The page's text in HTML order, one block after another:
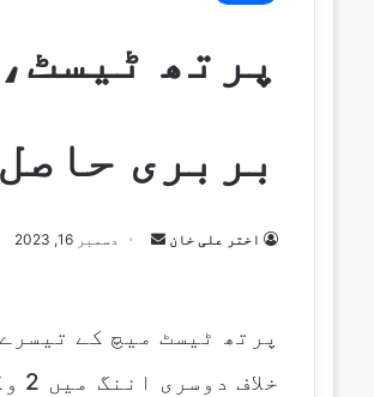
بربری حاصل کرلی،
اختر علی خان
S
n
دسمبر 16, 2023
پرتھ ٹیسٹ میچ کے